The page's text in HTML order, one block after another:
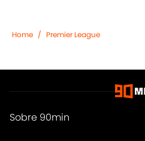
Home / Premier League
Sobre 90min